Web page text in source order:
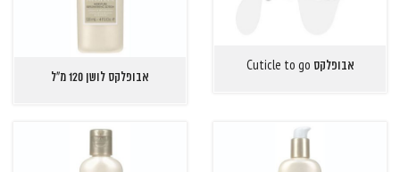
אבופלקס Cuticle to go
אבופלקס לושן 120 מ"ל